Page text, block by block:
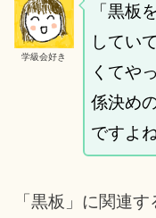
学級会好き
「黒板
してい
くてや
係決め
ですよね
「黒板」に関連